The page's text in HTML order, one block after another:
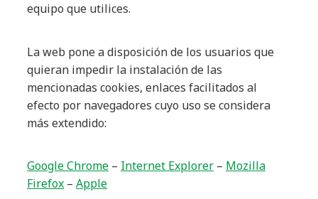
equipo que utilices.
La web pone a disposición de los usuarios que
quieran impedir la instalación de las
mencionadas cookies, enlaces facilitados al
efecto por navegadores cuyo uso se considera
más extendido:
Google Chrome – Internet Explorer – Mozilla
Firefox – Apple